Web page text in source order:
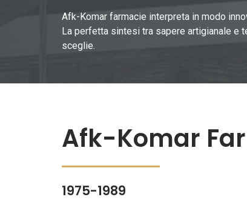
Afk-Komar farmacie interpreta in modo
La perfetta sintesi tra sapere artigianale e
sceglie.
Afk-Komar
1975-1989